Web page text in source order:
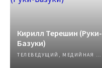
Кирилл Терешин (Руки-
Базуки)
ТЕЛЕВЕДУЩИЙ, МЕДИЙНАЯ ЛИЧНОСТЬ